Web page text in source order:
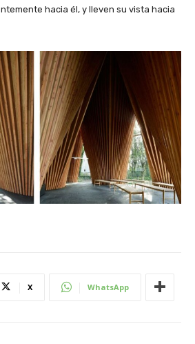
hacia él, y lleven su vista hacia
X WhatsApp